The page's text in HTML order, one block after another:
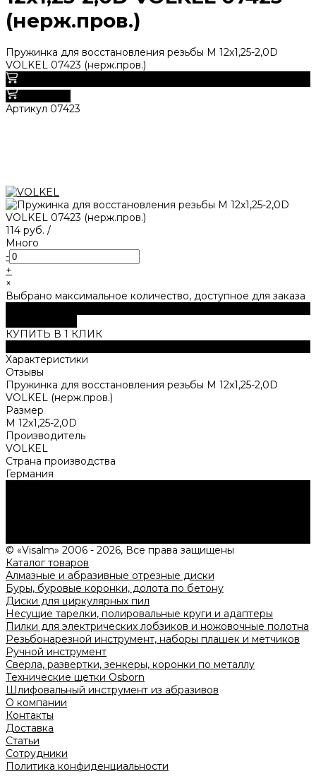
(нерж.пров.)
Пружинка для восстановления резьбы M 12х1,25-2,0D
VOLKEL 07423 (нерж.пров.)
Артикул 07423
114 руб. /
Много
-
+
×
Выбрано максимальное количество, доступное для заказа
КУПИТЬ В 1 КЛИК
Характеристики
Отзывы
Пружинка для восстановления резьбы M 12х1,25-2,0D
VOLKEL (нерж.пров.)
Размер
M 12х1,25-2,0D
Производитель
VOLKEL
Страна производства
Германия
© «Visalm» 2006 - 2026, Все права защищены
Каталог товаров
Алмазные и абразивные отрезные диски
Буры, буровые коронки, долота по бетону
Диски для циркулярных пил
Несущие тарелки, полировальные круги и адаптеры
Пилки для электрических лобзиков и ножовочные полотна
Резьбонарезной инструмент, наборы плашек и метчиков
Ручной инструмент
Сверла, развертки, зенкеры, коронки по металлу
Технические щетки Osborn
Шлифовальный инструмент из абразивов
О компании
Контакты
Доставка
Статьи
Сотрудники
Политика конфиденциальности